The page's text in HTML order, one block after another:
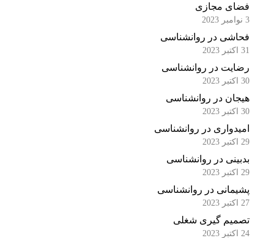
فضای مجازی
فحاشی در روانشناسی
رضایت در روانشناسی
هیجان در روانشناسی
امیدواری در روانشناسی
بدبینی در روانشناسی
پشیمانی در روانشناسی
تصمیم گیری شغلی